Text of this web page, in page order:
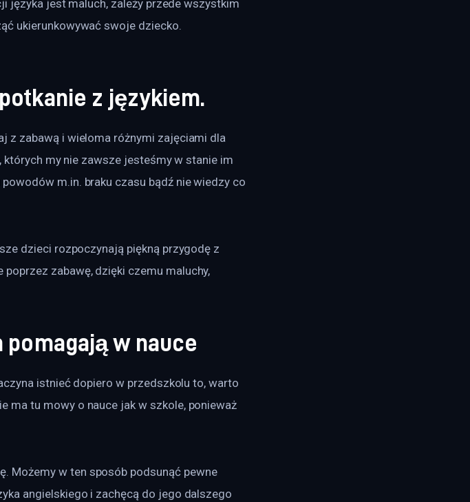
języka jest maluch, zależy przede wszystkim
ukierunkowywać swoje dziecko.
z językiem.
z zabawą i wieloma różnymi zajęciami dla
my nie zawsze jesteśmy w stanie im
m.in. braku czasu bądź nie wiedzy co
dzieci rozpoczynają piękną przygodę z
poprzez zabawę, dzięki czemu maluchy,
w nauce
istnieć dopiero w przedszkolu to, warto
ma tu mowy o nauce jak w szkole, ponieważ
Możemy w ten sposób podsunąć pewne
angielskiego i zachęcą do jego dalszego